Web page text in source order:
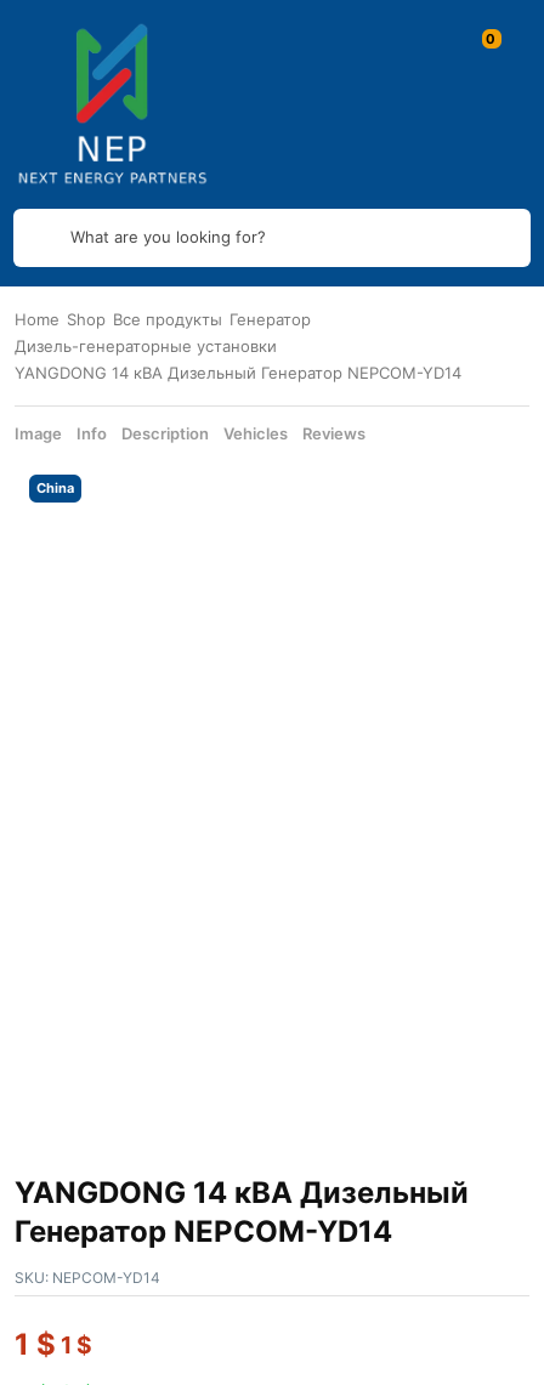
What are you looking for?
Home Shop Все продукты Генератор
Дизель-генераторные установки
YANGDONG 14 кВА Дизельный Генератор NEPCOM-YD14
Image Info Description Vehicles Reviews
China
YANGDONG 14 кВА Дизельный
Генератор NEPCOM-YD14
SKU: NEPCOM-YD14
1 $ 1 $